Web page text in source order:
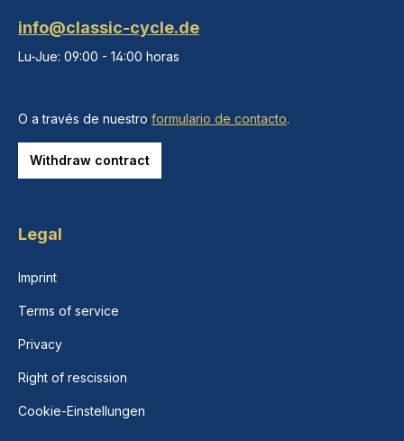
info@classic-cycle.de
Lu-Jue: 09:00 - 14:00 horas
O a través de nuestro formulario de contacto.
Withdraw contract
Legal
Imprint
Terms of service
Privacy
Right of rescission
Cookie-Einstellungen